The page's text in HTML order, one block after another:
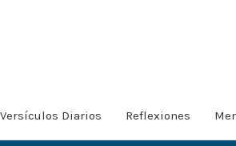
Versículos Diarios Reflexiones